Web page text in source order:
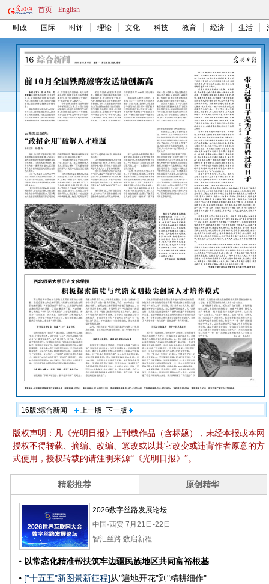
首页 English
时政 国际 时评 理论 文化 科技 教育 经济 生活
16版:综合新闻 上一版 下一版
版权声明：凡《光明日报》上刊载作品（含标题），未经本报或本网
授权不得转载、摘编、改编、篡改或以其它改变或违背作者原意的方
式使用，授权转载的请注明来源“《光明日报》”。